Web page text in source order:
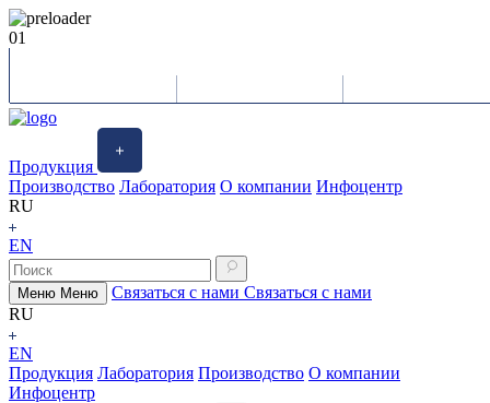
01
Продукция
Производство Лаборатория О компании Инфоцентр
RU
EN
Меню Меню Связаться с нами Связаться с нами
RU
EN
Продукция Лаборатория Производство О компании
Инфоцентр